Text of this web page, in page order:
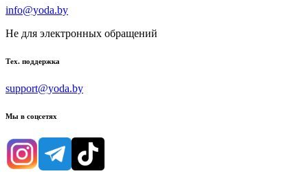
info@yoda.by
Не для электронных обращений
Тех. поддержка
support@yoda.by
Мы в соцсетях